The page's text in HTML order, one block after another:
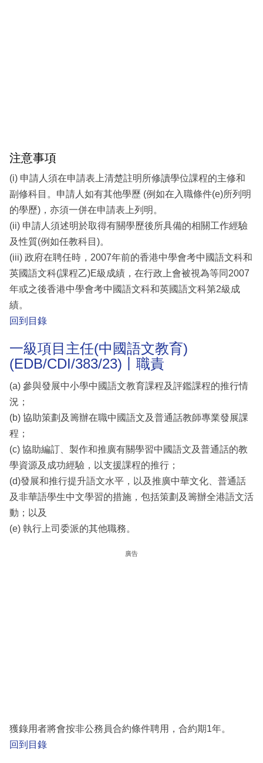
注意事項
(i) 申請人須在申請表上清楚註明所修讀學位課程的主修和
副修科目。申請人如有其他學歷 (例如在入職條件(e)所列明
的學歷)，亦須一併在申請表上列明。
(ii) 申請人須述明於取得有關學歷後所具備的相關工作經驗
及性質(例如任教科目)。
(iii) 政府在聘任時，2007年前的香港中學會考中國語文科和
英國語文科(課程乙)E級成績，在行政上會被視為等同2007
年或之後香港中學會考中國語文科和英國語文科第2級成
績。
回到目錄
一級項目主任(中國語文教育)
(EDB/CDI/383/23)丨職責
(a) 參與發展中小學中國語文教育課程及評鑑課程的推行情
況；
(b) 協助策劃及籌辦在職中國語文及普通話教師專業發展課
程；
(c) 協助編訂、製作和推廣有關學習中國語文及普通話的教
學資源及成功經驗，以支援課程的推行；
(d)發展和推行提升語文水平，以及推廣中華文化、普通話
及非華語學生中文學習的措施，包括策劃及籌辦全港語文活
動；以及
(e) 執行上司委派的其他職務。
廣告
獲錄用者將會按非公務員合約條件聘用，合約期1年。
回到目錄